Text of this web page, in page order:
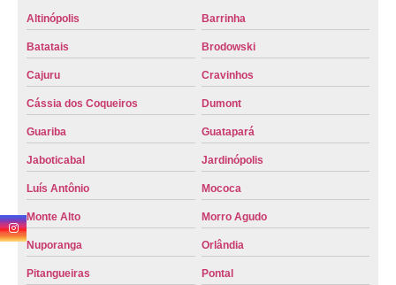
valor de emplacamento placa mercosul Campus da USP
preço emplacamento mercosul agendar Passos
emplacamento mercosul valor agendar Guatapará
valor de emplacamento mercosul agendamento Alto do Ipiranga
valor de emplacamento mercosul Jardim Juliana
valor do emplacamento mercosul agendamento Serra Azul
qual o valor do emplacamento mercosul agendar Motuca
qual o valor do emplacamento da placa mercosul agendar Boulevard
emplacamento placa mercosul Passos
Altinópolis Barrinha
Batatais Brodowski
Cajuru Cravinhos
Cássia dos Coqueiros Dumont
Guariba Guatapará
Jaboticabal Jardinópolis
Luís Antônio Mococa
Monte Alto Morro Agudo
Nuporanga Orlândia
Pitangueiras Pontal